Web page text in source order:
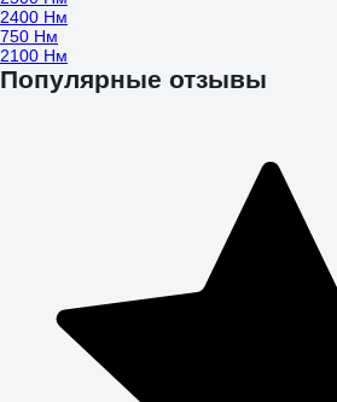
2400 Нм
750 Нм
2100 Нм
Популярные отзывы